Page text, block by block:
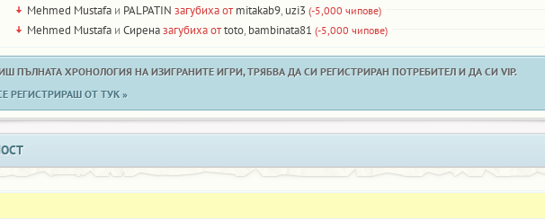
Mehmed Mustafa и PALPATIN загубиха от mitakab9, uzi3 (-5,000 чипове)
Mehmed Mustafa и Сиреназагубиха отtoto, bambinata81 (-5,000 чипове)
ПЪЛНАТА ХРОНОЛОГИЯ НА ИЗИГРАНИТЕ ИГРИ, ТРЯБВА ДА СИ РЕГИСТРИРАН ПОТРЕБИТЕЛ И ДА СИ VIP.
РЕГИСТРИРАШ ОТ ТУК »